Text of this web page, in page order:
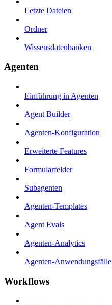
Letzte Dateien
Ordner
Wissensdatenbanken
Agenten
Einführung in Agenten
Agent Builder
Agenten-Konfiguration
Erweiterte Features
Formularfelder
Subagenten
Agenten-Templates
Agent Evals
Agenten-Analytics
Agenten-Anwendungsfälle
Workflows